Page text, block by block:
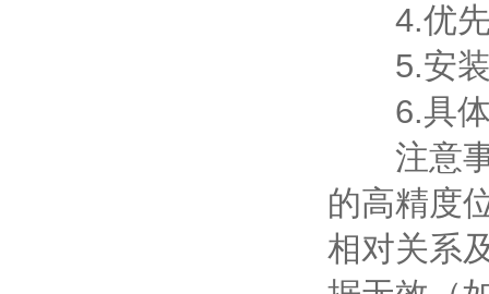
4.优先
5.安装
6.具体
注意事
的高精度
相对关系